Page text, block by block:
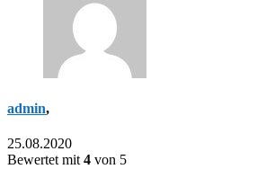
admin,
25.08.2020
Bewertet mit 4 von 5